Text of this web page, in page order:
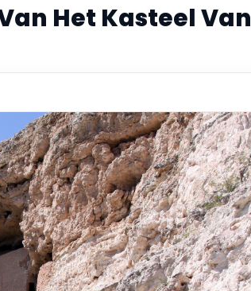
Het Kasteel Van